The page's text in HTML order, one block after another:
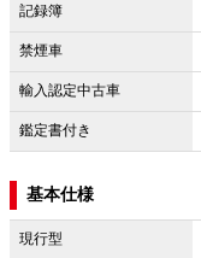
記録簿
禁煙車
輸入認定中古車
鑑定書付き
基本仕様
現行型